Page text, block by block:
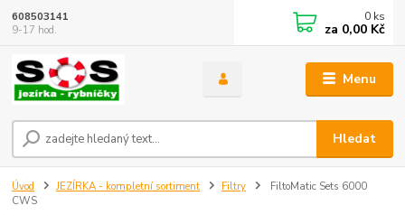
Menu
Hledat
608503141
9-17 hod.
0 ks
za 0,00 Kč
Úvod JEZÍRKA - kompletní sortiment Filtry
FiltoMatic Sets 6000
CWS